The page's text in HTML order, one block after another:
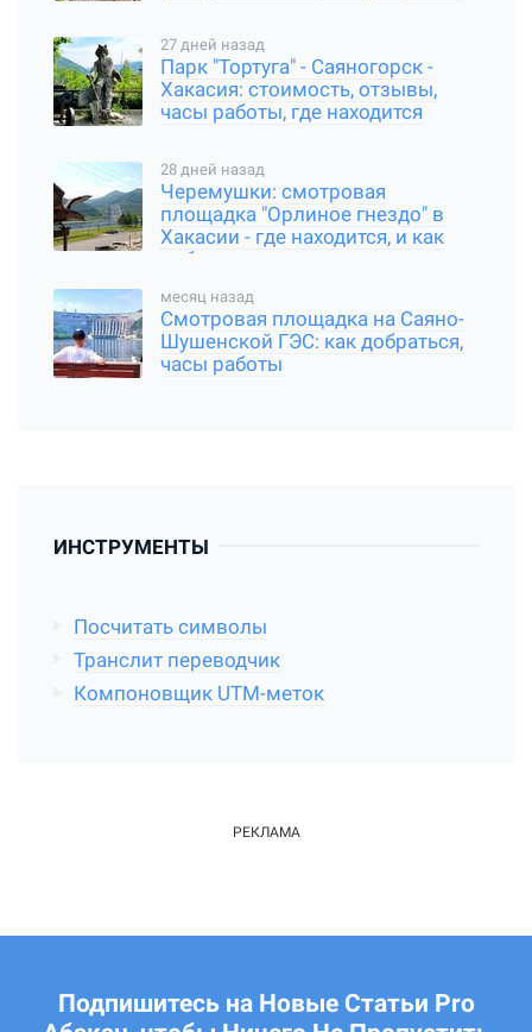
27 дней назад
Парк "Тортуга" - Саяногорск -
Хакасия: стоимость, отзывы,
часы работы, где находится
28 дней назад
Черемушки: смотровая
площадка "Орлиное гнездо" в
Хакасии - где находится, и как
добраться
месяц назад
Смотровая площадка на Саяно-
Шушенской ГЭС: как добраться,
часы работы
ИНСТРУМЕНТЫ
Посчитать символы
Транслит переводчик
Компоновщик UTM-меток
Подпишитесь на Новые Статьи Pro